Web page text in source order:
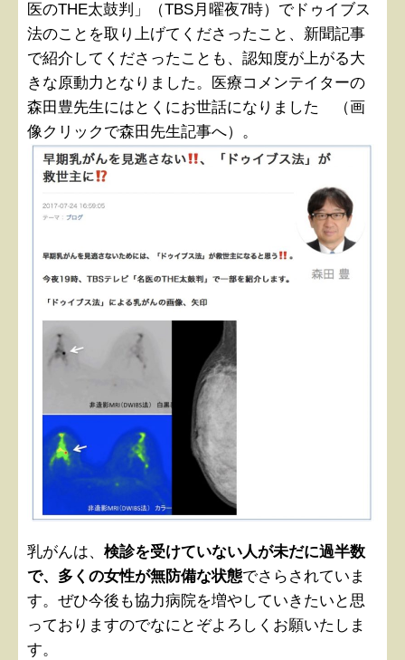
医のTHE太鼓判」（TBS月曜夜7時）でドゥイブス
法のことを取り上げてくださったこと、新聞記事
で紹介してくださったことも、認知度が上がる大
きな原動力となりました。医療コメンテイターの
森田豊先生にはとくにお世話になりました （画
像クリックで森田先生記事へ）。
乳がんは、 検診を受けていない人が未だに過半数
で、多くの女性が無防備な状態でさらされていま
す。ぜひ今後も協力病院を増やしていきたいと思
っておりますのでなにとぞよろしくお願いたしま
す。